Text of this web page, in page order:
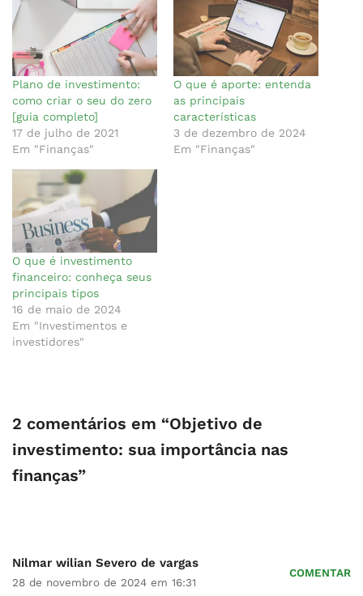
Plano de investimento:
como criar o seu do zero
[guia completo]
17 de julho de 2021
Em "Finanças"
O que é aporte: entenda
as principais
características
3 de dezembro de 2024
Em "Finanças"
O que é investimento
financeiro: conheça seus
principais tipos
16 de maio de 2024
Em "Investimentos e
investidores"
2 comentários em “Objetivo de
investimento: sua importância nas
finanças”
Nilmar wilian Severo de vargas
28 de novembro de 2024 em 16:31
COMENTAR